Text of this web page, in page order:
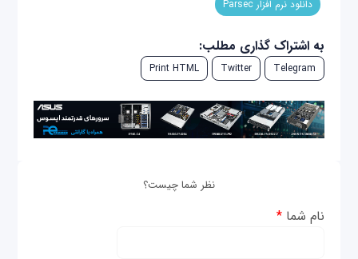
دانلود نرم افزار Parsec
به اشتراک گذاری مطلب:
Telegram
Twitter
Print HTML
نظر شما چیست؟
نام شما*